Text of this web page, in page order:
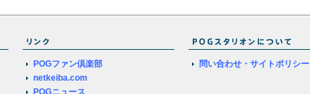
POGファン倶楽部
netkeiba.com
POGニュース
問い合わせ・サイトポリシー